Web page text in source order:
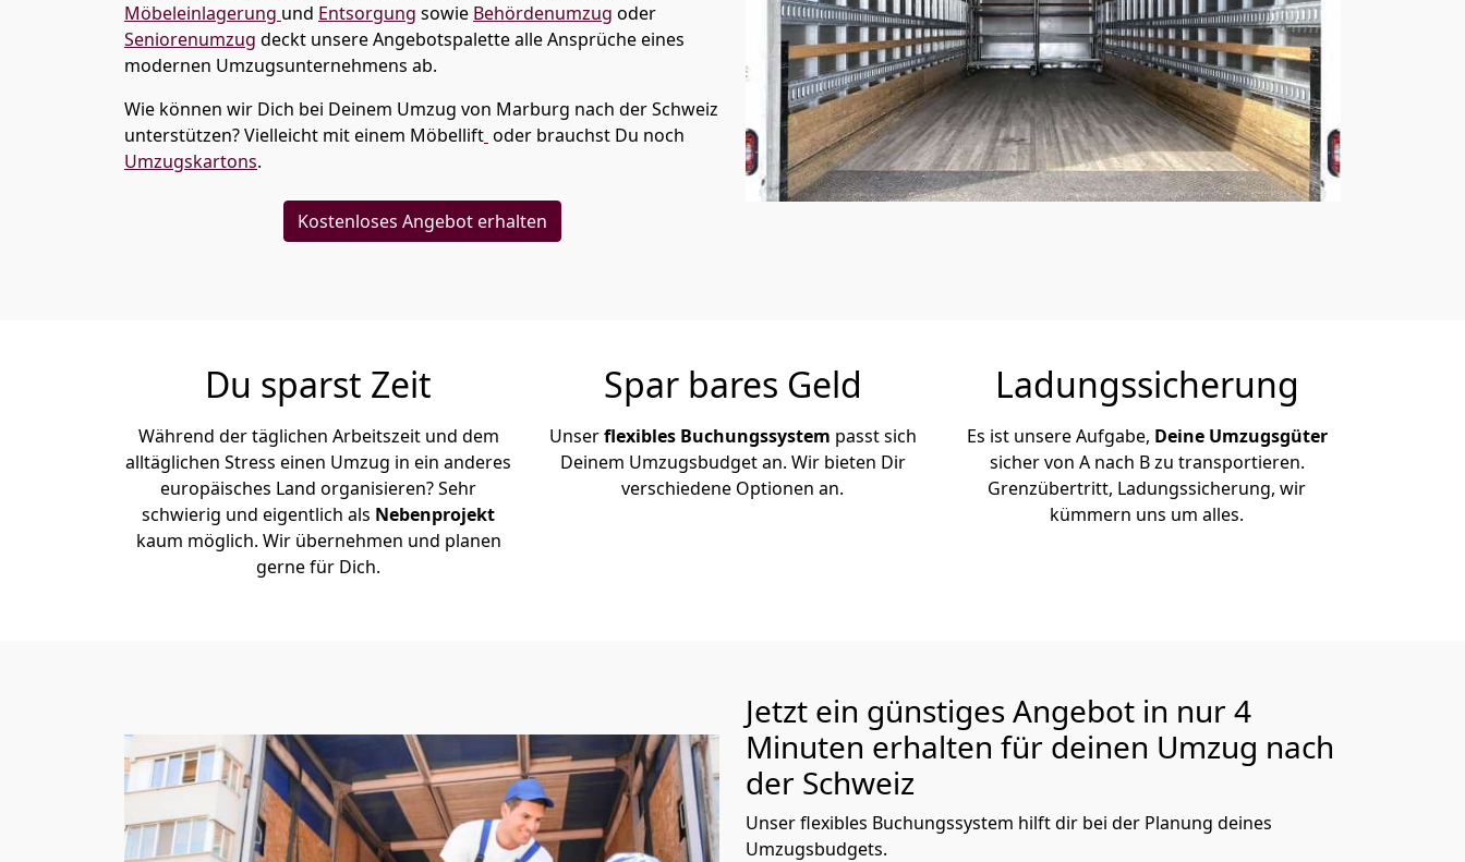
Möbeleinlagerung und Entsorgung sowie Behördenumzug oder
Seniorenumzug deckt unsere Angebotspalette alle Ansprüche eines
modernen Umzugsunternehmens ab.
Wie können wir Dich bei Deinem Umzug von Marburg nach der Schweiz
unterstützen? Vielleicht mit einem Möbellift oder brauchst Du noch
Umzugskartons.
Kostenloses Angebot erhalten
Du sparst Zeit
Während der täglichen Arbeitszeit und dem
alltäglichen Stress einen Umzug in ein anderes
europäisches Land organisieren? Sehr
schwierig und eigentlich als Nebenprojekt
kaum möglich. Wir übernehmen und planen
gerne für Dich.
Spar bares Geld
Unserflexibles Buchungssystem passt sich
Deinem Umzugsbudget an. Wir bieten Dir
verschiedene Optionen an.
Ladungssicherung
Es ist unsere Aufgabe, Deine Umzugsgüter
sicher von A nach B zu transportieren.
Grenzübertritt, Ladungssicherung, wir
kümmern uns um alles.
Jetzt ein günstiges Angebot in nur 4
Minuten erhalten für deinen Umzug nach
der Schweiz
Unser flexibles Buchungssystem hilft dir bei der Planung deines
Umzugsbudgets.